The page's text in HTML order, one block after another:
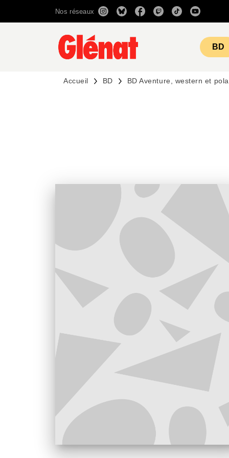
RECHERCHE CONTENU
Nos réseaux
BD
Accueil BD BD Aventure, western et